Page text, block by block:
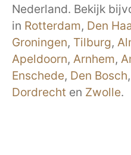
Nederland. Bekijk
in Rotterdam, Den
Groningen, Tilburg,
Apeldoorn, Arnhem,
Enschede, Den Bosch,
Dordrecht en Zwolle.